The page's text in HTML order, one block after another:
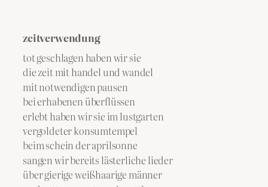
zeitverwendung
tot geschlagen haben wir sie
die zeit mit handel und wandel
mit notwendigen pausen
bei erhabenen überflüssen
erlebt haben wir sie im lustgarten
vergoldeter konsumtempel
beim schein der aprilsonne
sangen wir bereits lästerliche lieder
über gierige weißhaarige männer